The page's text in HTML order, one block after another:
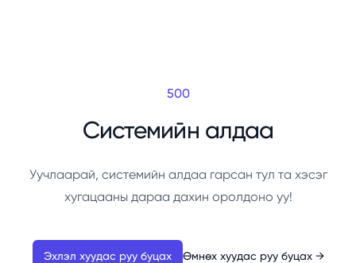
500
Системийн алдаа
Уучлаарай, системийн алдаа гарсан тул та хэсэг
хугацааны дараа дахин оролдоно уу!
Эхлэл хуудас руу буцах Өмнөх хуудас руу буцах →